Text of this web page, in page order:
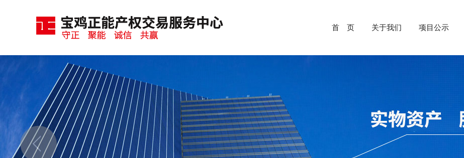
首 页 关于我们 项目公示